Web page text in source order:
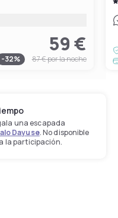
59 €
-32% 87 €por la noche
una escapada
Dayuse. No disponible
la participación.